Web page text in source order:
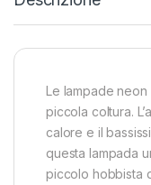
Le lampade neon
piccola coltura.
calore e il
questa lampada
piccolo hobbista